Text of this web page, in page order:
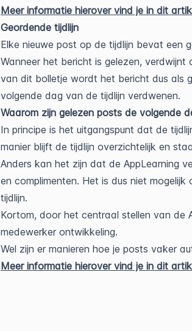
Meer informatie hierover vind je in dit
Geordende tijdlijn
Elke nieuwe post op de tijdlijn bevat een
Wanneer het bericht is gelezen,
van dit bolletje wordt het bericht dus als
volgende dag van de tijdlijn verdwenen.
Waarom zijn gelezen posts de volgende
In principe is het uitgangspunt dat de
manier blijft de tijdlijn overzichtelijk en
Anders kan het zijn dat de AppLearning
en complimenten. Het is dus niet
tijdlijn.
Kortom, door het centraal stellen van de
medewerker ontwikkeling.
Wel zijn er manieren hoe je posts vaker
Meer informatie hierover vind je in dit